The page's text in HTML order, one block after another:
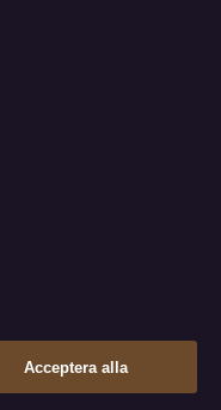
Acceptera alla